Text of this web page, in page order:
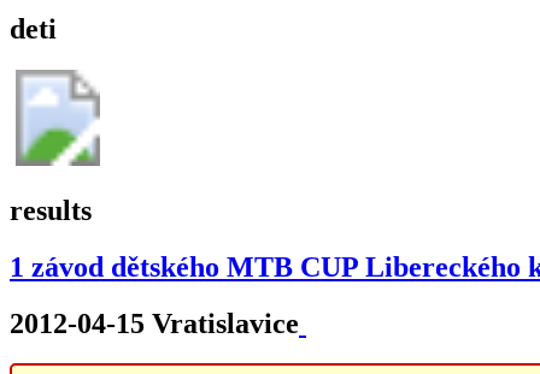
deti
results
1 závod dětského MTB CUP Libereckého
2012-04-15 Vratislavice